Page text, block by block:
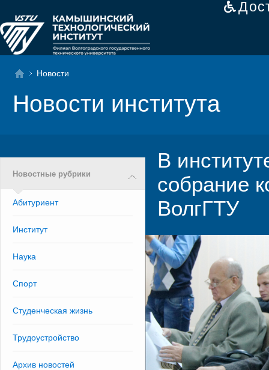
Новости
Новости института
Новостные рубрики
Абитуриент
Институт
Наука
Спорт
Студенческая жизнь
Трудоустройство
Архив новостей
В
собрание
ВолгГТУ